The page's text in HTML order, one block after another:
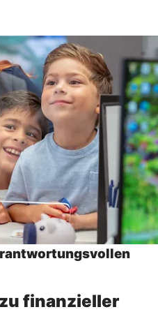
finanzieller